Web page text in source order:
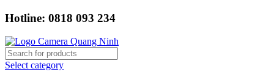
Hotline: 0818 093 234
Select category